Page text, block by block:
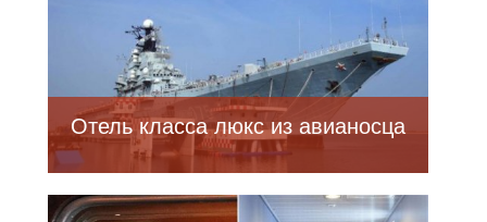
Отель класса люкс из авианосца